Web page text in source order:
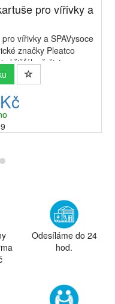
pro vířivky a
vířivky a SPAVysoce
značky Pleatco
křišťálově čistou
kartuší...
Odesíláme do 24
hod.